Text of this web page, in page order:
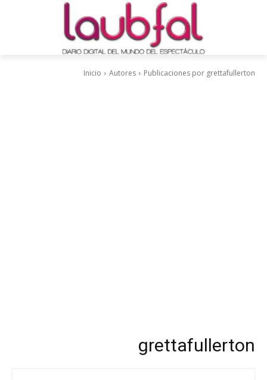
Inicio Autores Publicaciones por grettafullerton
grettafullerton